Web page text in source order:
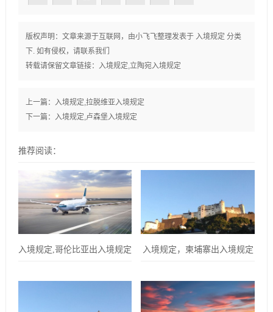
版权声明：文章来源于互联网，由小飞飞整理发表于 入境规定 分类
下. 如有侵权，请联系我们
转载请保留文章链接： 入境规定,立陶宛入境规定
上一篇： 入境规定,拉脱维亚入境规定
下一篇： 入境规定,卢森堡入境规定
推荐阅读：
入境规定,哥伦比亚出入境规定 入境规定，柬埔寨出入境规定